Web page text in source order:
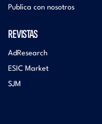
Publica con nosotros
REVISTAS
AdResearch
ESIC Market
SJM